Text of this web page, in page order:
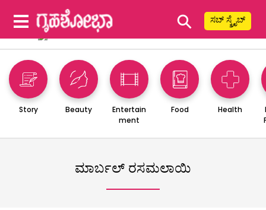
⚲ ಸಬ್ ಸ್ಕ್ರೈಬ್
Story Beauty
Entertain
ment
Food Health
ಮಾರ್ಬಲ್ ರಸಮಲಾಯಿ